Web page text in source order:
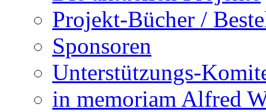
Projekt-Bücher /
Sponsoren
Unterstützungs-
in memoriam Alfred